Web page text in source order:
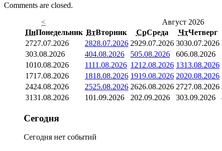
Comments are closed.
<
Август 2026
ПнПонедельник ВтВторник СрСреда ЧтЧетверг
2727.07.2026 2828.07.2026 2929.07.2026 3030.07.2026
303.08.2026 404.08.2026 505.08.2026 606.08.2026
1010.08.2026 1111.08.2026 1212.08.2026 1313.08.2026
1717.08.2026 1818.08.2026 1919.08.2026 2020.08.2026
2424.08.2026 2525.08.2026 2626.08.2026 2727.08.2026
3131.08.2026 101.09.2026 202.09.2026 303.09.2026
Сегодня
Сегодня нет событий